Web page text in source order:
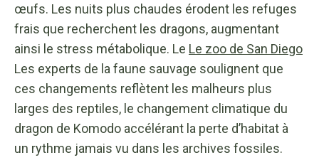
œufs. Les nuits plus chaudes érodent les refuges
frais que recherchent les dragons, augmentant
ainsi le stress métabolique. Le Le zoo de San Diego
Les experts de la faune sauvage soulignent que
ces changements reflètent les malheurs plus
larges des reptiles, le changement climatique du
dragon de Komodo accélérant la perte d’habitat à
un rythme jamais vu dans les archives fossiles.